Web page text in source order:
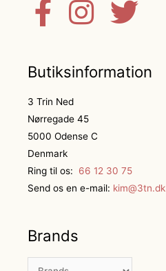
Butiksinformation
3 Trin Ned
Nørregade 45
5000 Odense C
Denmark
Ring til os:
66 12 30 75
Send os en e-mail: kim@3tn.dk
Brands